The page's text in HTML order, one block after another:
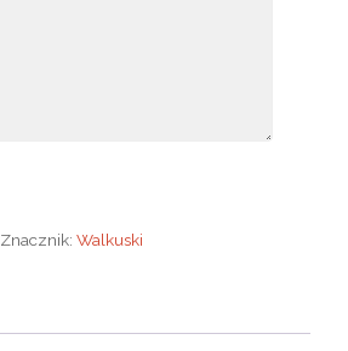
Znacznik:Walkuski